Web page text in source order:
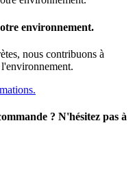
environnement.
nous contribuons à
? N'hésitez pas à